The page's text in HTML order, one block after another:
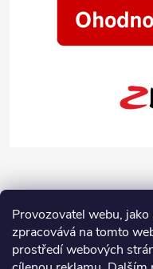
Provozovatel webu,
zpracovává na tomto
prostředí webových